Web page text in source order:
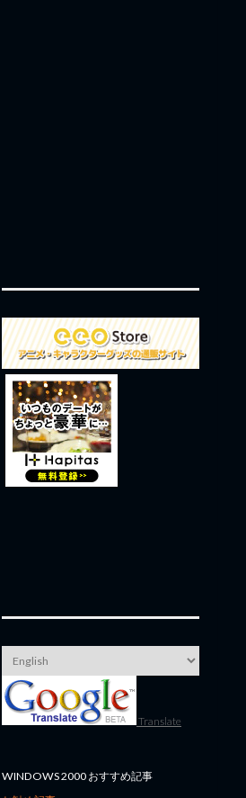
Translate
WINDOWS 2000 おすすめ記事